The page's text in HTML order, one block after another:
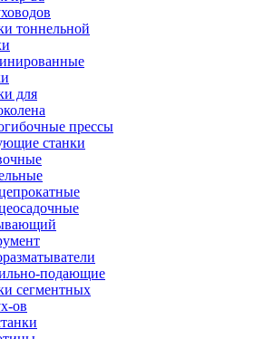
тоннельной
для
прессы
станки
подающие
сегментных
ов